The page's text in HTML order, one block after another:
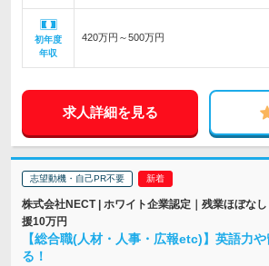
初年度
年収
420万円～500万円
求人詳細を見る
志望動機・自己PR不要
株式会社NECT | ホワイト企業認定｜残業ほぼな
援10万円
【総合職(人材・人事・広報etc)】英語力
る！